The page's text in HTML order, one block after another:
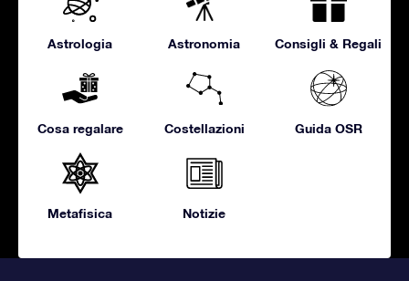
Astrologia Astronomia Consigli & Regali
Cosa regalare Costellazioni Guida OSR
Metafisica Notizie